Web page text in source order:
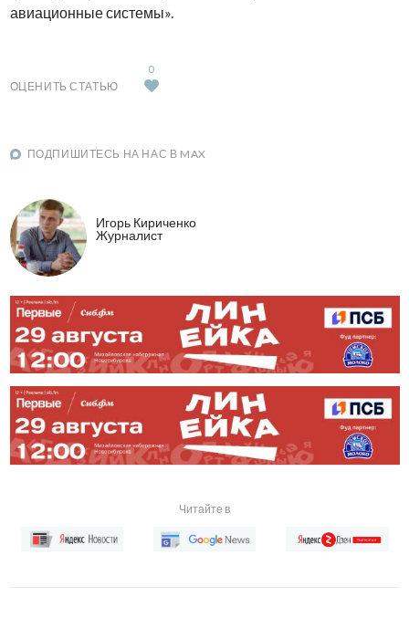
авиационные системы».
ОЦЕНИТЬ СТАТЬЮ
0
ПОДПИШИТЕСЬ НА НАС В MAX
Игорь Кириченко
Журналист
Читайте в